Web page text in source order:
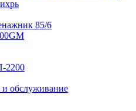
85/6
2200
и обслуживание